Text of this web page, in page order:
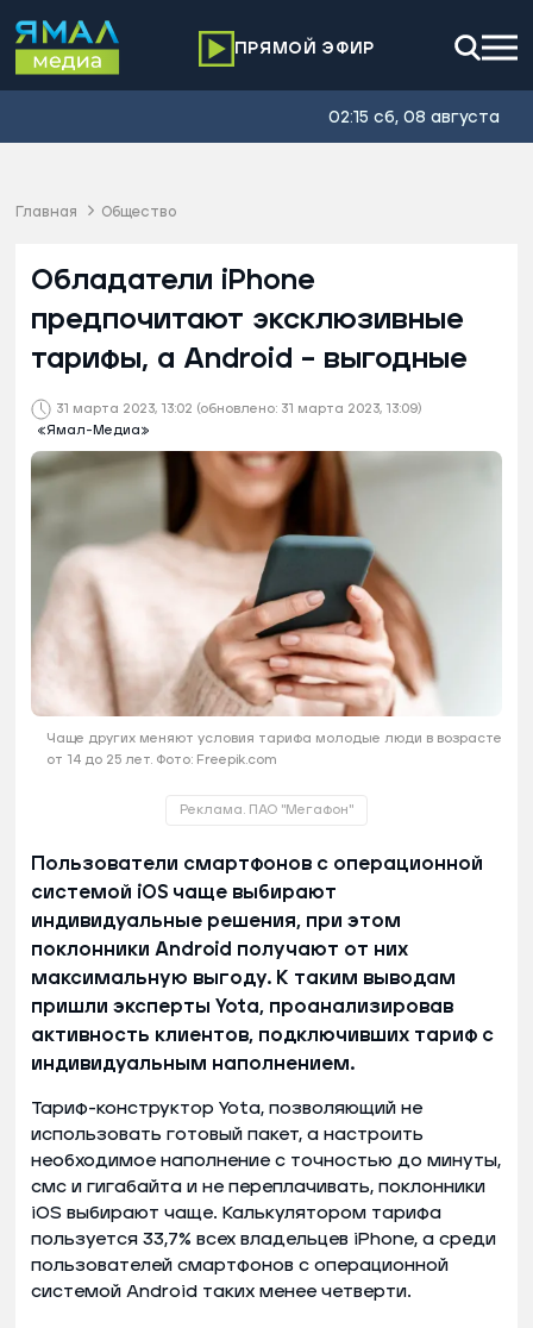
ПРЯМОЙ ЭФИР
02:15 сб, 08 августа
Главная Общество
31 марта 2023, 13:02 (обновлено: 31 марта 2023, 13:09)
«Ямал-Медиа»
Обладатели iPhone
предпочитают эксклюзивные
тарифы, а Android – выгодные
Чаще других меняют условия тарифа молодые люди в возрасте
от 14 до 25 лет. Фото: Freepik.com
Реклама. ПАО "Мегафон"
Пользователи смартфонов с операционной
системой iOS чаще выбирают
индивидуальные решения, при этом
поклонники Android получают от них
максимальную выгоду. К таким выводам
пришли эксперты Yota, проанализировав
активность клиентов, подключивших тариф с
индивидуальным наполнением.
Тариф-конструктор Yota, позволяющий не
использовать готовый пакет, а настроить
необходимое наполнение с точностью до минуты,
смс и гигабайта и не переплачивать, поклонники
iOS выбирают чаще. Калькулятором тарифа
пользуется 33,7% всех владельцев iPhone, а среди
пользователей смартфонов с операционной
системой Android таких менее четверти.